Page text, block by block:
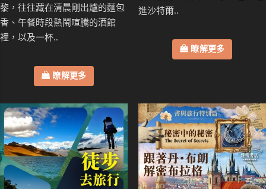
黎，往往藏在清晨剛出爐的麵包
香、午餐時段熱鬧喧騰的酒館
裡，以及一杯..
瞭解更多
進沙特爾..
瞭解更多